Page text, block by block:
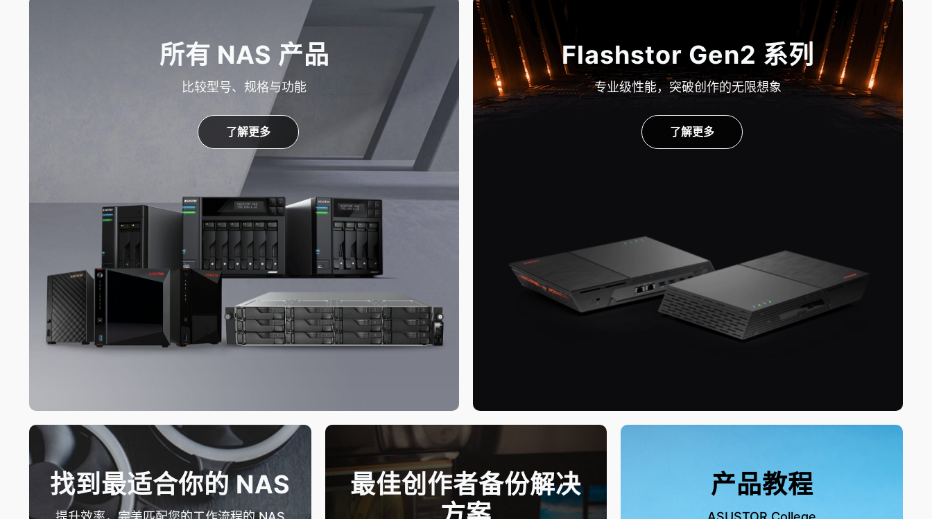
所有 NAS 产品
比较型号、规格与功能
了解更多
Flashstor Gen2 系列
专业级性能，突破创作的无限想象
了解更多
找到最适合你的 NAS
最佳创作者备份解决
产品教程